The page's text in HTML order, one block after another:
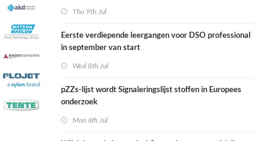
Thu 9th Jul
Eerste verdiepende leergangen voor DSO professional
in september van start
Wed 8th Jul
pZZs-lijst wordt Signaleringslijst stoffen in Europees
onderzoek
Mon 6th Jul